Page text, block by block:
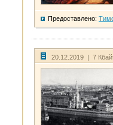
Предоставлено:
20.12.2019 | 7